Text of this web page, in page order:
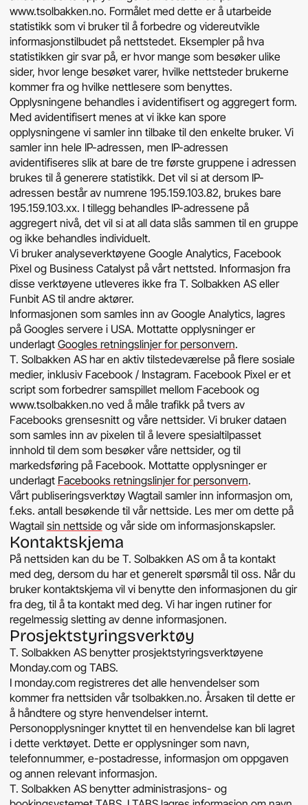
www.tsolbakken.no. Formålet med dette er å utarbeide
statistikk som vi bruker til å forbedre og videreutvikle
informasjonstilbudet på nettstedet. Eksempler på hva
statistikken gir svar på, er hvor mange som besøker ulike
sider, hvor lenge besøket varer, hvilke nettsteder brukerne
kommer fra og hvilke nettlesere som benyttes.
Opplysningene behandles i avidentifisert og aggregert form.
Med avidentifisert menes at vi ikke kan spore
opplysningene vi samler inn tilbake til den enkelte bruker. Vi
samler inn hele IP-adressen, men IP-adressen
avidentifiseres slik at bare de tre første gruppene i adressen
brukes til å generere statistikk. Det vil si at dersom IP-
adressen består av numrene 195.159.103.82, brukes bare
195.159.103.xx. I tillegg behandles IP-adressene på
aggregert nivå, det vil si at all data slås sammen til en gruppe
og ikke behandles individuelt.
Vi bruker analyseverktøyene Google Analytics, Facebook
Pixel og Business Catalyst på vårt nettsted. Informasjon fra
disse verktøyene utleveres ikke fra T. Solbakken AS eller
Funbit AS til andre aktører.
Informasjonen som samles inn av Google Analytics, lagres
på Googles servere i USA. Mottatte opplysninger er
underlagt Googles retningslinjer for personvern.
T. Solbakken AS har en aktiv tilstedeværelse på flere sosiale
medier, inklusiv Facebook / Instagram. Facebook Pixel er et
script som forbedrer samspillet mellom Facebook og
www.tsolbakken.no ved å måle trafikk på tvers av
Facebooks grensesnitt og våre nettsider. Vi bruker dataen
som samles inn av pixelen til å levere spesialtilpasset
innhold til dem som besøker våre nettsider, og til
markedsføring på Facebook. Mottatte opplysninger er
underlagt Facebooks retningslinjer for personvern.
Vårt publiseringsverktøy Wagtail samler inn informasjon om,
f.eks. antall besøkende til vår nettside. Les mer om dette på
Wagtail sin nettsideog vår side om informasjonskapsler.
Kontaktskjema
På nettsiden kan du be T. Solbakken AS om å ta kontakt
med deg, dersom du har et generelt spørsmål til oss. Når du
bruker kontaktskjema vil vi benytte den informasjonen du gir
fra deg, til å ta kontakt med deg. Vi har ingen rutiner for
regelmessig sletting av denne informasjonen.
Prosjektstyringsverktøy
T. Solbakken AS benytter prosjektstyringsverktøyene
Monday.com og TABS.
I monday.com registreres det alle henvendelser som
kommer fra nettsiden vår tsolbakken.no. Årsaken til dette er
å håndtere og styre henvendelser internt.
Personopplysninger knyttet til en henvendelse kan bli lagret
i dette verktøyet. Dette er opplysninger som navn,
telefonnummer, e-postadresse, informasjon om oppgaven
og annen relevant informasjon.
T. Solbakken AS benytter administrasjons- og